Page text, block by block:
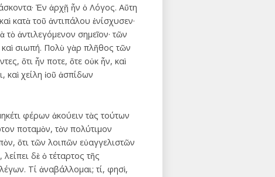
Ἐν ἀρχῇ ἦν ὁ Λόγος. Αὕτη
κατὰ τοῦ ἀντιπάλου ἐνίσχυσεν·
ἀντιλεγόμενον σημεῖον· τῶν
καὶ σιωπή. Πολὺ γὰρ πλῆθος τῶν
ὅτι ἦν ποτε, ὅτε οὐκ ἦν, καὶ
καὶ χείλη ἰοῦ ἀσπίδων
φέρων ἀκούειν τὰς τούτων
ποταμὸν, τὸν πολύτιμον
ὅτι τῶν λοιπῶν εὐαγγελιστῶν
δὲ ὁ τέταρτος τῆς
Τί ἀναβάλλομαι; τί, φησὶ,